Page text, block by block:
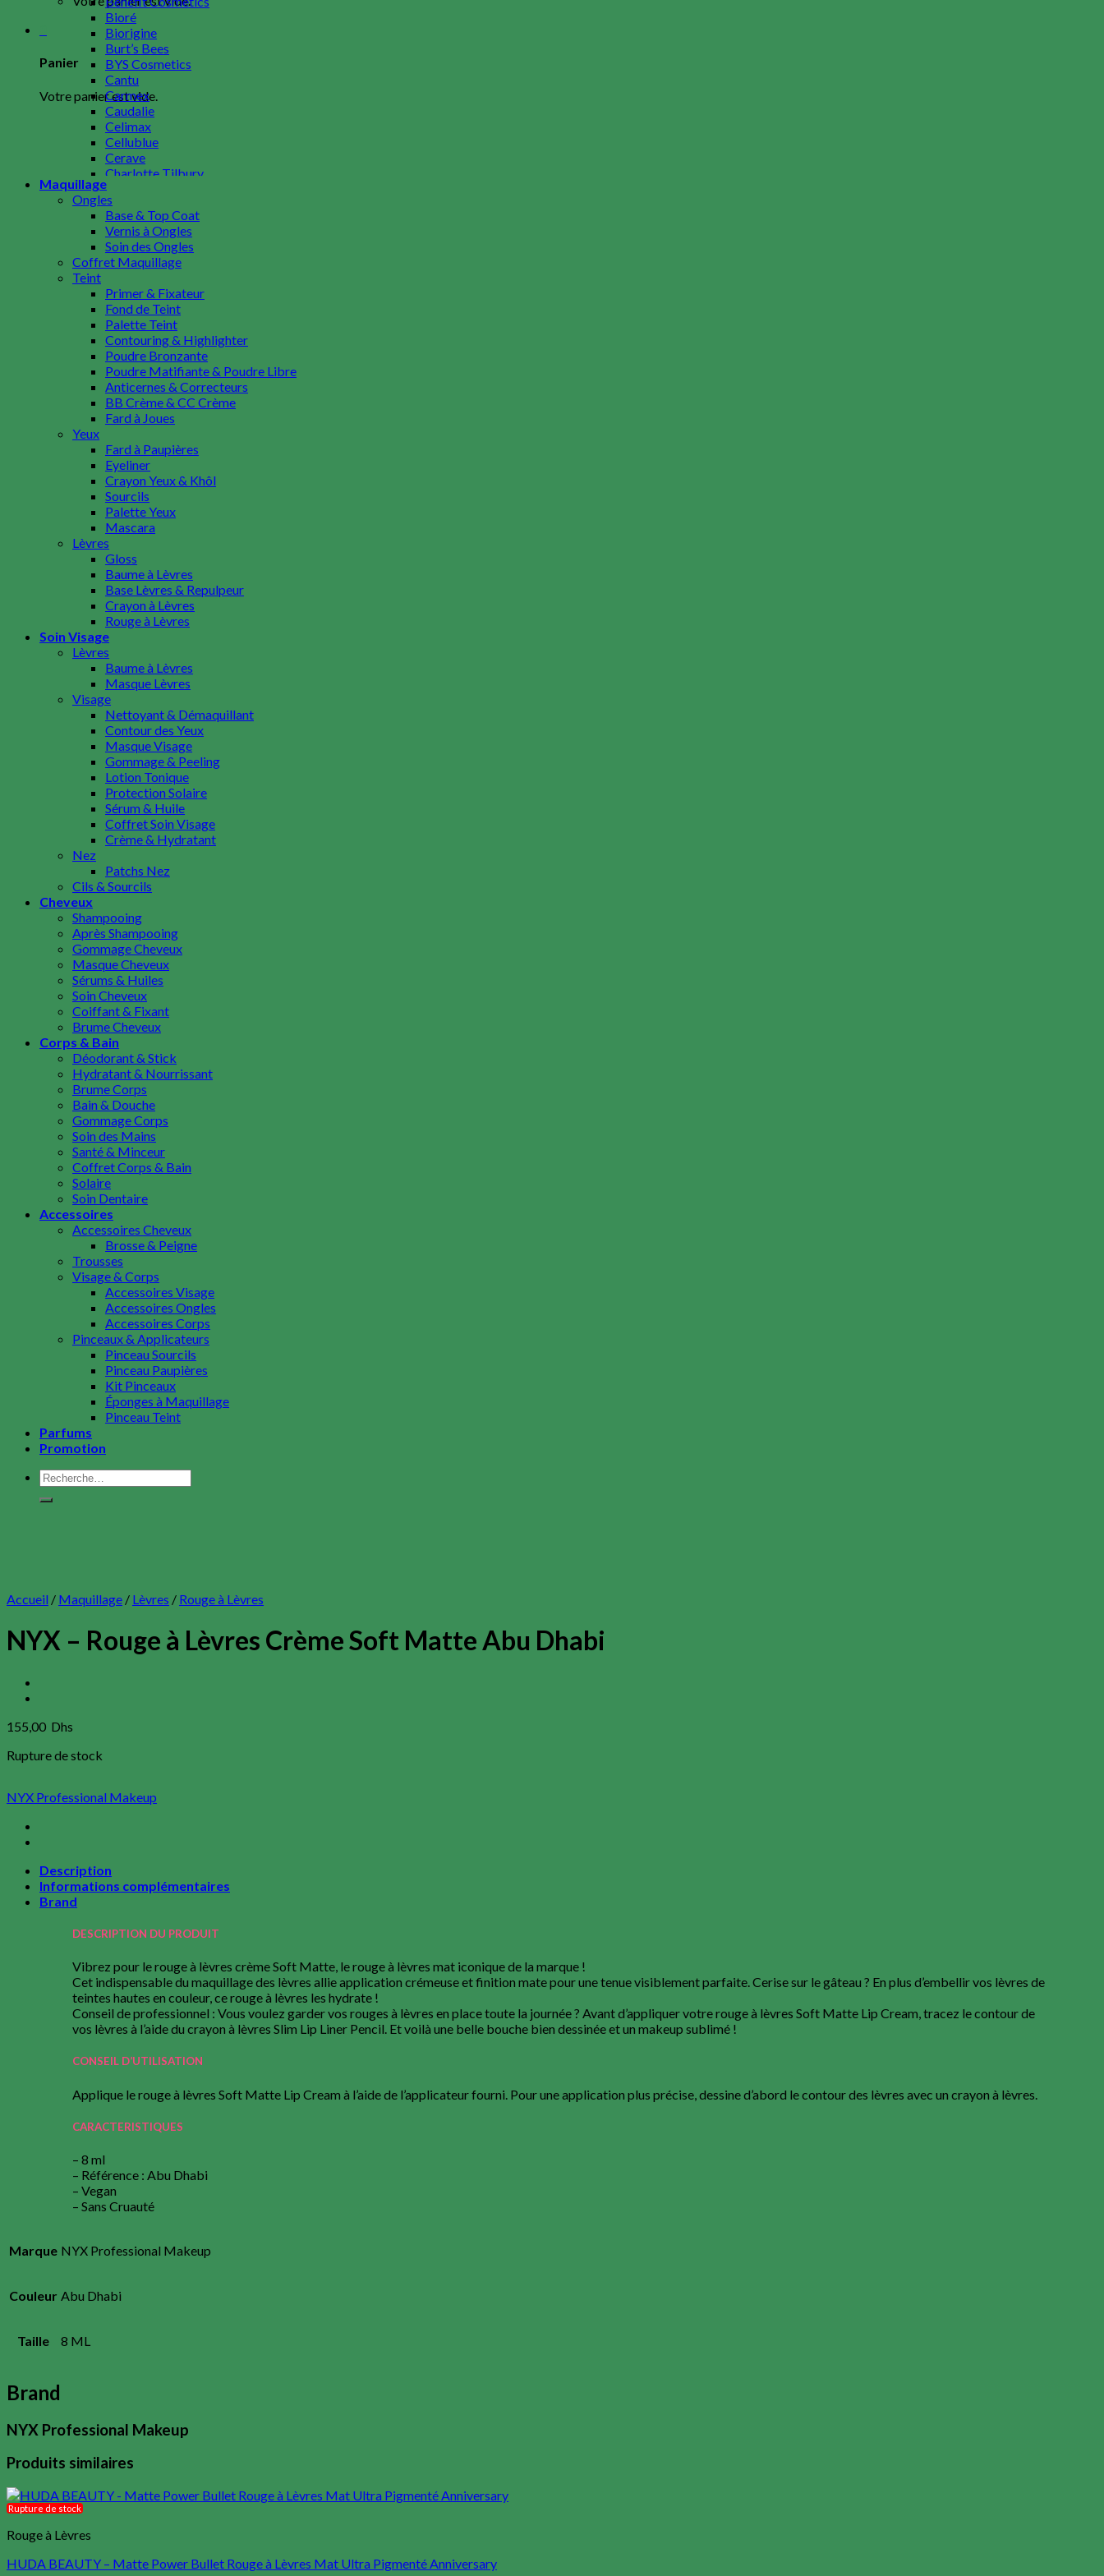
Panier
Votre panier est vide.
Bioré
Biorigine
Burt’s Bees
BYS Cosmetics
Cantu
Carmex
Caudalie
Celimax
Cellublue
Cerave
Charlotte Tilbury
Clarins
Cosrx
Crest
Dr. Althea
Drunk Elephant
E-H
Egyptian Magic
Embryolisse
Erborian
Estée Lauder
Etiaxil
Eucerin
Fenty Beauty
Fresh
Freeman Beauty
Glow Recipe
Goodal
Huda Beauty
I-M
Iconic London
I’m From
Inecto
Isdin
It Cosmetics
Kiehl’s
KVD Beauty
L.A. Girl
Laneige
Laura Mercier
Make Up For Ever
Mario Badescu
Marvis
Mavala
Mielle
Milk Makeup
N-Q
Nars
Natasha Denona
Now Solutions
NYX Professional Makeup
Natura Siberica
Olehenriksen
Olaplex
Ofra
Panoxyl
Pixi
Pfb Vanish
R-S
Rare Beauty
Rituals
Revlon Professional
Real Techniques
Secret Key
Sephora Collection
Schmidt’s
Secret
Shea Moisture
Shiseido
Skin1004
Skinfood
Soap & Glory
Some By Mi
Sol de Janeiro
Summer’s Eve
St Ives
T-Z
The Ordinary
Tocobo
Too Faced
Tarte
Tangle Teezer
The Inkey List
The Balm Cosmetics
Urban Decay
Uriage
Vibrant Glamour
Wet Brush
Zoeva
Maquillage
Ongles
Base & Top Coat
Vernis à Ongles
Soin des Ongles
Coffret Maquillage
Teint
Primer & Fixateur
Fond de Teint
Palette Teint
Contouring & Highlighter
Poudre Bronzante
Poudre Matifiante & Poudre Libre
Anticernes & Correcteurs
BB Crème & CC Crème
Fard à Joues
Yeux
Fard à Paupières
Eyeliner
Crayon Yeux & Khôl
Sourcils
Palette Yeux
Mascara
Lèvres
Gloss
Baume à Lèvres
Base Lèvres & Repulpeur
Crayon à Lèvres
Rouge à Lèvres
Soin Visage
Lèvres
Baume à Lèvres
Masque Lèvres
Visage
Nettoyant & Démaquillant
Contour des Yeux
Masque Visage
Gommage & Peeling
Lotion Tonique
Protection Solaire
Sérum & Huile
Coffret Soin Visage
Crème & Hydratant
Nez
Patchs Nez
Cils & Sourcils
Cheveux
Shampooing
Après Shampooing
Gommage Cheveux
Masque Cheveux
Sérums & Huiles
Soin Cheveux
Coiffant & Fixant
Brume Cheveux
Corps & Bain
Déodorant & Stick
Hydratant & Nourrissant
Brume Corps
Bain & Douche
Gommage Corps
Soin des Mains
Santé & Minceur
Coffret Corps & Bain
Solaire
Soin Dentaire
Accessoires
Accessoires Cheveux
Brosse & Peigne
Trousses
Visage & Corps
Accessoires Visage
Accessoires Ongles
Accessoires Corps
Pinceaux & Applicateurs
Pinceau Sourcils
Pinceau Paupières
Kit Pinceaux
Éponges à Maquillage
Pinceau Teint
Parfums
Promotion
Recherche
pour :
Accueil / Maquillage / Lèvres / Rouge à Lèvres
NYX – Rouge à Lèvres Crème Soft Matte Abu Dhabi
155,00 Dhs
Rupture de stock
NYX Professional Makeup
Description
Informations complémentaires
Brand
DESCRIPTION DU PRODUIT
Vibrez pour le rouge à lèvres crème Soft Matte, le rouge à lèvres mat iconique de la marque !
Cet indispensable du maquillage des lèvres allie application crémeuse et finition mate pour une tenue visiblement parfaite. Cerise sur le gâteau ? En plus d’embellir vos lèvres de
teintes hautes en couleur, ce rouge à lèvres les hydrate !
Conseil de professionnel : Vous voulez garder vos rouges à lèvres en place toute la journée ? Avant d’appliquer votre rouge à lèvres Soft Matte Lip Cream, tracez le contour de
vos lèvres à l’aide du crayon à lèvres Slim Lip Liner Pencil. Et voilà une belle bouche bien dessinée et un makeup sublimé !
CONSEIL D’UTILISATION
Applique le rouge à lèvres Soft Matte Lip Cream à l’aide de l’applicateur fourni. Pour une application plus précise, dessine d’abord le contour des lèvres avec un crayon à lèvres.
CARACTERISTIQUES
– 8 ml
– Référence : Abu Dhabi
– Vegan
– Sans Cruauté
Marque NYX Professional Makeup
Couleur Abu Dhabi
Taille 8 ML
Brand
NYX Professional Makeup
Produits similaires
Rupture de stock
Rouge à Lèvres
HUDA BEAUTY – Matte Power Bullet Rouge à Lèvres Mat Ultra Pigmenté Anniversary